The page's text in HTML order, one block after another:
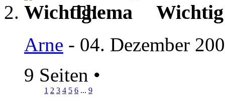
Arne - 04. Dezember
9 Seiten •
1 2 3 4 5 6 ... 9